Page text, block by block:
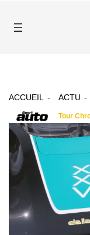
ACCUEIL ACTU